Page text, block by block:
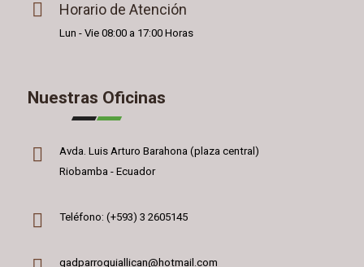
Horario de Atención
Lun - Vie 08:00 a 17:00 Horas
Nuestras Oficinas
Avda. Luis Arturo Barahona (plaza central)
Riobamba - Ecuador
Teléfono: (+593) 3 2605145
gadparroquiallican@hotmail.com